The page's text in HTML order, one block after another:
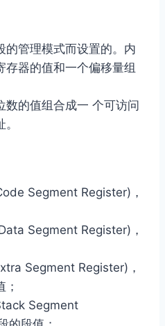
的管理模式而设置的。内
器的值和一个偏移量组
数的值组合成一 个可访问
Segment Register)，
Segment Register)，
Segment Register)，
Segment